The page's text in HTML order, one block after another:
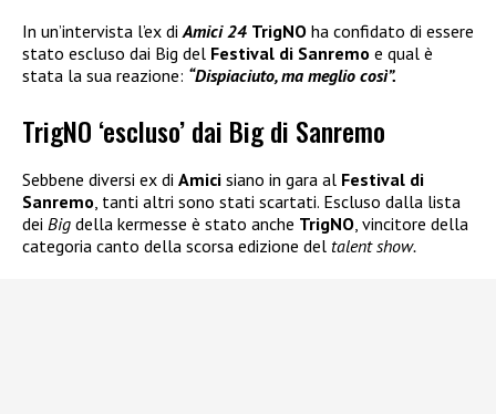
In un’intervista l’ex di Amici 24 TrigNO ha confidato di essere
stato escluso dai Big del Festival di Sanremo e qual è
stata la sua reazione: “Dispiaciuto, ma meglio così”.
TrigNO ‘escluso’ dai Big di Sanremo
Sebbene diversi ex di Amici siano in gara al Festival di
Sanremo, tanti altri sono stati scartati. Escluso dalla lista
dei Big della kermesse è stato anche TrigNO, vincitore della
categoria canto della scorsa edizione del talent show.